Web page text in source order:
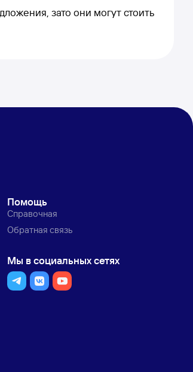
зато они могут стоить
Помощь
Справочная
Обратная связь
Мы в социальных сетях